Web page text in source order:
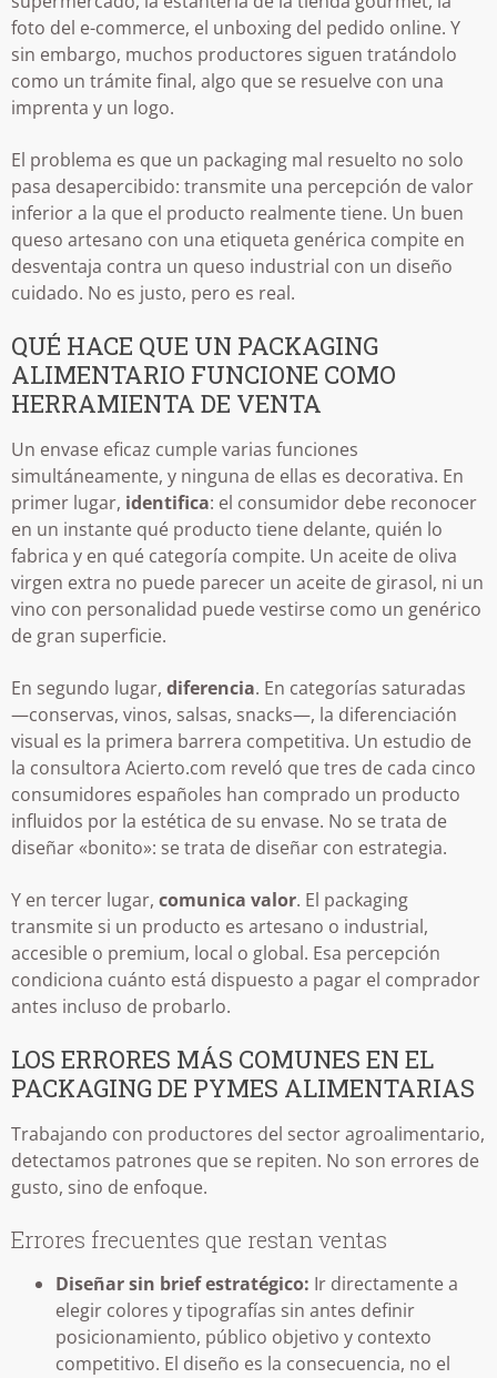
foto del e-commerce, el unboxing del pedido online. Y
sin embargo, muchos productores siguen tratándolo
como un trámite final, algo que se resuelve con una
imprenta y un logo.
El problema es que un packaging mal resuelto no solo
pasa desapercibido: transmite una percepción de valor
inferior a la que el producto realmente tiene. Un buen
queso artesano con una etiqueta genérica compite en
desventaja contra un queso industrial con un diseño
cuidado. No es justo, pero es real.
QUÉ HACE QUE UN PACKAGING
ALIMENTARIO FUNCIONE COMO
HERRAMIENTA DE VENTA
Un envase eficaz cumple varias funciones
simultáneamente, y ninguna de ellas es decorativa. En
primer lugar, identifica: el consumidor debe reconocer
en un instante qué producto tiene delante, quién lo
fabrica y en qué categoría compite. Un aceite de oliva
virgen extra no puede parecer un aceite de girasol, ni un
vino con personalidad puede vestirse como un genérico
de gran superficie.
En segundo lugar, diferencia. En categorías saturadas
—conservas, vinos, salsas, snacks—, la diferenciación
visual es la primera barrera competitiva. Un estudio de
la consultora Acierto.com reveló que tres de cada cinco
consumidores españoles han comprado un producto
influidos por la estética de su envase. No se trata de
diseñar «bonito»: se trata de diseñar con estrategia.
Y en tercer lugar, comunica valor. El packaging
transmite si un producto es artesano o industrial,
accesible o premium, local o global. Esa percepción
condiciona cuánto está dispuesto a pagar el comprador
antes incluso de probarlo.
LOS ERRORES MÁS COMUNES EN EL
PACKAGING DE PYMES ALIMENTARIAS
Trabajando con productores del sector agroalimentario,
detectamos patrones que se repiten. No son errores de
gusto, sino de enfoque.
Errores frecuentes que restan ventas
Diseñar sin brief estratégico: Ir directamente a
elegir colores y tipografías sin antes definir
posicionamiento, público objetivo y contexto
competitivo. El diseño es la consecuencia, no el